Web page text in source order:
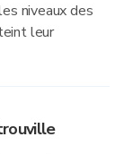
niveaux des
leur